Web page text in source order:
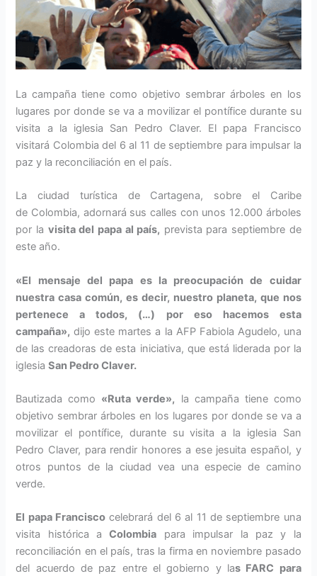
La campaña tiene como objetivo sembrar árboles en los
lugares por donde se va a movilizar el pontífice durante su
visita a la iglesia San Pedro Claver. El papa Francisco
visitará Colombia del 6 al 11 de septiembre para impulsar la
paz y la reconciliación en el país.
La ciudad turística de Cartagena, sobre el Caribe
de Colombia, adornará sus calles con unos 12.000 árboles
por la visita del papa al país, prevista para septiembre de
este año.
«El mensaje del papa es la preocupación de cuidar
nuestra casa común, es decir, nuestro planeta, que nos
pertenece a todos, (…) por eso hacemos esta
campaña», dijo este martes a la AFP Fabiola Agudelo, una
de las creadoras de esta iniciativa, que está liderada por la
iglesiaSan Pedro Claver.
Bautizada como «Ruta verde», la campaña tiene como
objetivo sembrar árboles en los lugares por donde se va a
movilizar el pontífice, durante su visita a la iglesia San
Pedro Claver, para rendir honores a ese jesuita español, y
otros puntos de la ciudad vea una especie de camino
verde.
El papa Francisco celebrará del 6 al 11 de septiembre una
visita histórica aColombia para impulsar la paz y la
reconciliación en el país, tras la firma en noviembre pasado
del acuerdo de paz entre el gobierno y las FARC para